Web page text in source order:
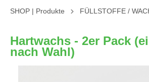
SHOP | Produkte FÜLLSTOFFE /
Hartwachs - 2er Pack
nach Wahl)